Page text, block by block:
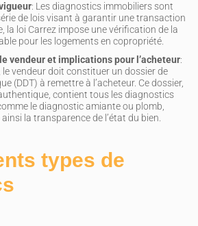
: Les diagnostics immobiliers sont
de lois visant à garantir une transaction
la loi Carrez impose une vérification de la
pour les logements en copropriété.
vendeur et implications pour l’acheteur:
le vendeur doit constituer un dossier de
(DDT) à remettre à l’acheteur. Ce dossier,
contient tous les diagnostics
le diagnostic amiante ou plomb,
la transparence de l’état du bien.
types de